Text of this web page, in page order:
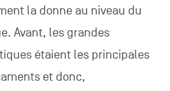
la donne au niveau du
Avant, les grandes
étaient les principales
et donc,